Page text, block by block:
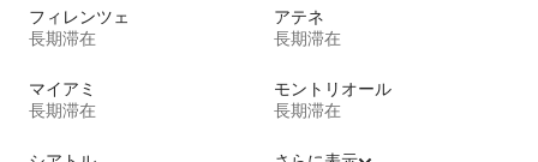
フィレンツェ
長期滞在
アテネ
長期滞在
マイアミ
長期滞在
モントリオール
長期滞在